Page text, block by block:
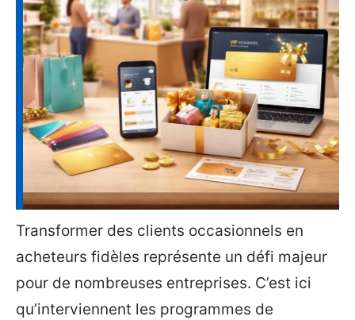
Transformer des clients occasionnels en
acheteurs fidèles représente un défi majeur
pour de nombreuses entreprises. C’est ici
qu’interviennent les programmes de